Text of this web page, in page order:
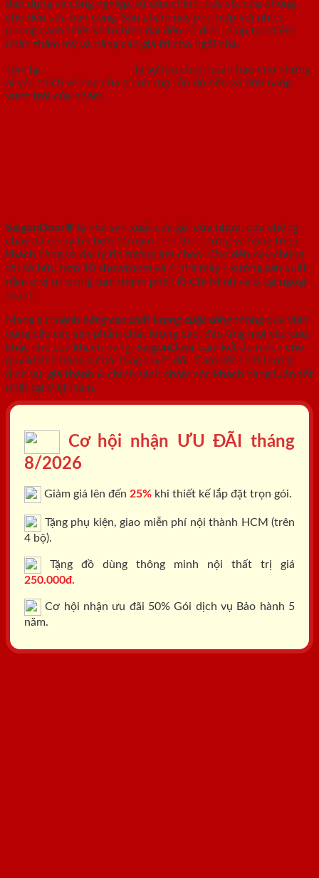
dân dụng và công nghiệp, từ cửa chính, cửa sổ, cửa phòng
cho đến cửa ban công. Sản phẩm này phù hợp với nhiều
phong cách thiết kế từ hiện đại đến cổ điển, giúp tạo điểm
nhấn thẩm mỹ và nâng cao giá trị cho ngôi nhà.
Tóm lại,
là sự lựa chọn hoàn hảo cho những
ai yêu thích vẻ đẹp của gỗ nhưng cần độ bền và tính năng
vượt trội của nhôm.
SaigonDoor® là nhà sản xuất cửa gỗ, cửa nhựa, cửa chống
cháy đã có uy tín hơn 10 năm trên thị trường và hàng triệu
khách hàng và đại lý tin tưởng lựa chọn. Cho đến nay chúng
tôi sở hữu hơn 10 showroom và 4 nhà máy - xưởng sản xuất
nằm ở vị trí trung tâm thành phố Hồ Chí Minh và & tại ngoại
thành.
Mang sứ mệnh nâng cao chất lượng cuộc sống thông qua việc
cung cấp các sản phẩm chất lượng cao, đáp ứng mọi yêu cầu
khắc khe của khách hàng. SaigonDoor cam kết đem đến cho
quý khách hàng sự hài lòng tuyệt đối. Cam kết chất lượng
dịch vụ, giá thành & chính sách chăm sóc khách hàng luôn tốt
nhất tại Việt Nam.
Cơ hội nhận ƯU ĐÃI tháng
8/2026
Giảm giá lên đến 25% khi thiết kế lắp đặt trọn gói.
Tặng phụ kiện, giao miễn phí nội thành HCM (trên
4 bộ).
Tặng đồ dùng thông minh nội thất trị giá
250.000đ.
Cơ hội nhận ưu đãi 50% Gói dịch vụ Bảo hành 5
năm.